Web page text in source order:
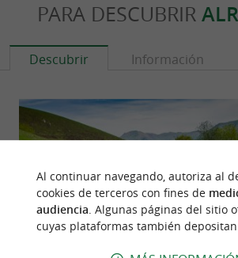
PARA DESCUBRIR
Descubrir Información
Al continuar navegando, autoriza al
cookies de terceros con fines de
audiencia. Algunas páginas del sitio
cuyas plataformas también depositan